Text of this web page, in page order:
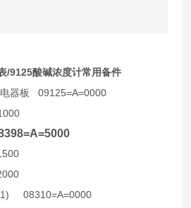
/9125酸碱浓度计常用备件
器板
09125=A=0000
08310=A=0000